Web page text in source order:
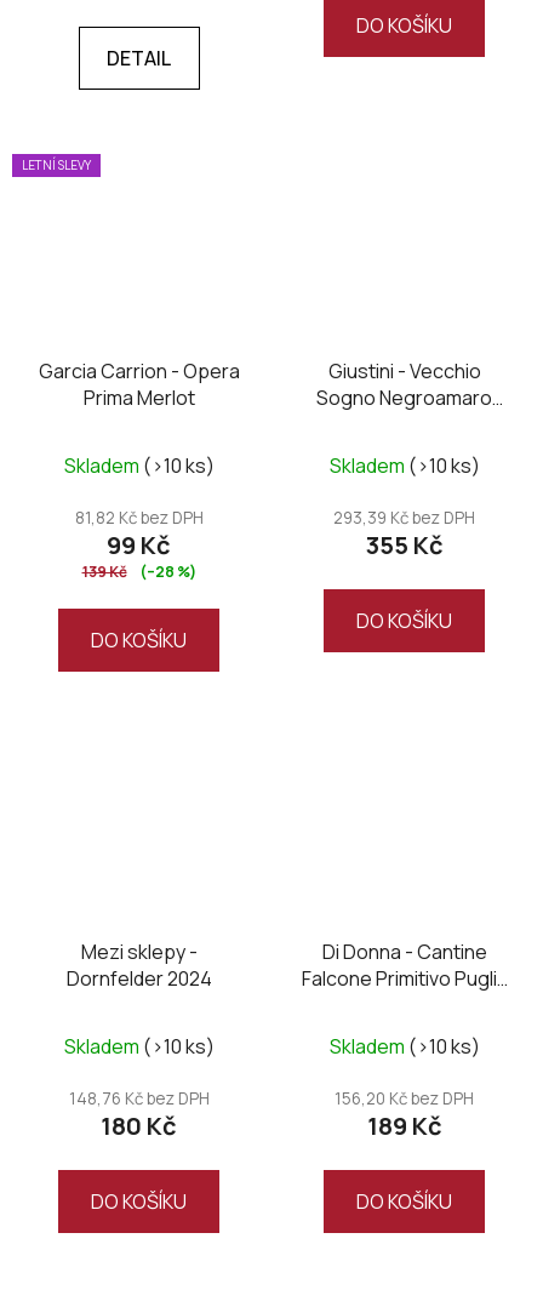
DETAIL
DO KOŠÍKU
LETNÍ SLEVY
Garcia Carrion - Opera
Prima Merlot
Skladem (>10 ks)
81,82 Kč bez DPH
99 Kč
139 Kč (–28 %)
DO KOŠÍKU
Giustini - Vecchio
Sogno Negroamaro
Skladem (>10 ks)
293,39 Kč bez DPH
355 Kč
DO KOŠÍKU
Mezi sklepy -
Dornfelder 2024
hodnocení
produktu
je
z
Skladem (>10 ks)
148,76 Kč bez DPH
180 Kč
DO KOŠÍKU
Di Donna - Cantine
Falcone Primitivo Puglia
Skladem (>10 ks)
156,20 Kč bez DPH
189 Kč
DO KOŠÍKU